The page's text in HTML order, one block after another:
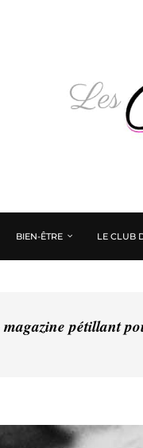
BIEN-ÊTRE LE CLUB
magazine pétillant